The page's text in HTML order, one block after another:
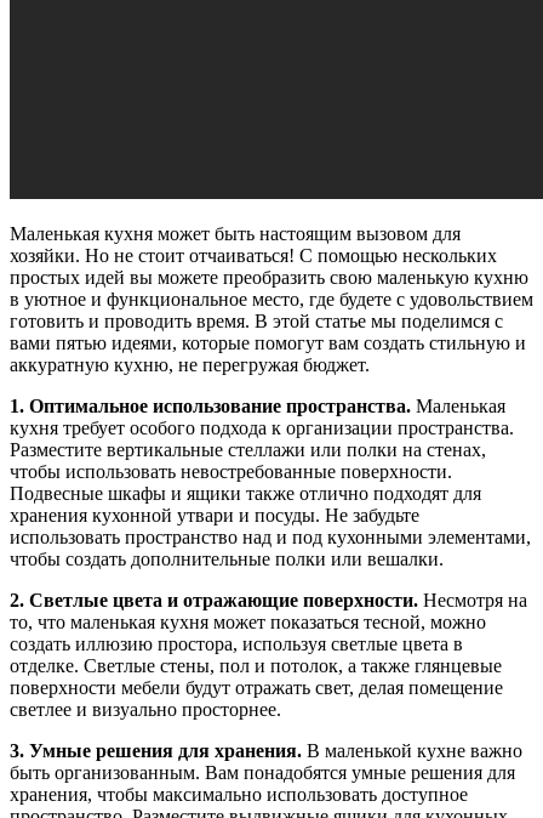
Маленькая кухня может быть настоящим вызовом для
хозяйки. Но не стоит отчаиваться! С помощью нескольких
простых идей вы можете преобразить свою маленькую кухню
в уютное и функциональное место, где будете с удовольствием
готовить и проводить время. В этой статье мы поделимся с
вами пятью идеями, которые помогут вам создать стильную и
аккуратную кухню, не перегружая бюджет.
1. Оптимальное использование пространства. Маленькая
кухня требует особого подхода к организации пространства.
Разместите вертикальные стеллажи или полки на стенах,
чтобы использовать невостребованные поверхности.
Подвесные шкафы и ящики также отлично подходят для
хранения кухонной утвари и посуды. Не забудьте
использовать пространство над и под кухонными элементами,
чтобы создать дополнительные полки или вешалки.
2. Светлые цвета и отражающие поверхности. Несмотря на
то, что маленькая кухня может показаться тесной, можно
создать иллюзию простора, используя светлые цвета в
отделке. Светлые стены, пол и потолок, а также глянцевые
поверхности мебели будут отражать свет, делая помещение
светлее и визуально просторнее.
3. Умные решения для хранения. В маленькой кухне важно
быть организованным. Вам понадобятся умные решения для
хранения, чтобы максимально использовать доступное